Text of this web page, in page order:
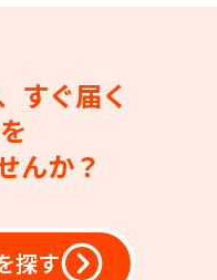
すぐ届く
んか？
探す